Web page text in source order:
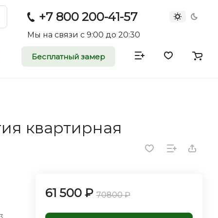
+7 800 200-41-57
Мы на связи с 9:00 до 20:30
Бесплатный замер
квартирная
61 500 ₽ 70800 ₽
и
приглашает к